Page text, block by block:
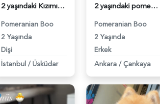
2 yaşındaki Kızımıza acil damat adayı arıyoruz - 118984608
Pomeranian Boo
2 Yaşında
Dişi
İstanbul / Üsküdar
2 yaşındaki pomerinan oğluma eş arıyoruz - 118984492
Pomeranian Boo
2 Yaşında
Erkek
Ankara / Çankaya